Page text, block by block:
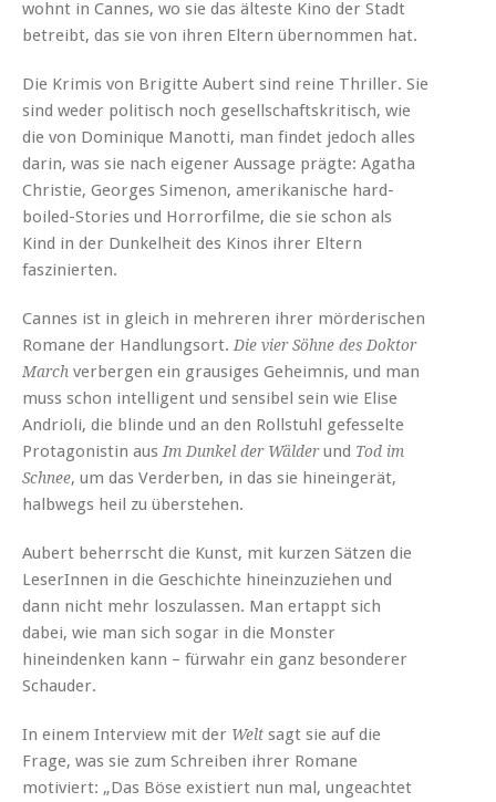
wohnt in Cannes, wo sie das älteste Kino der Stadt
betreibt, das sie von ihren Eltern übernommen hat.
Die Krimis von Brigitte Aubert sind reine Thriller. Sie
sind weder politisch noch gesellschaftskritisch, wie
die von Dominique Manotti, man findet jedoch alles
darin, was sie nach eigener Aussage prägte: Agatha
Christie, Georges Simenon, amerikanische hard-
boiled-Stories und Horrorfilme, die sie schon als
Kind in der Dunkelheit des Kinos ihrer Eltern
faszinierten.
Cannes ist in gleich in mehreren ihrer mörderischen
Romane der Handlungsort. Die vier Söhne des Doktor
March verbergen ein grausiges Geheimnis, und man
muss schon intelligent und sensibel sein wie Elise
Andrioli, die blinde und an den Rollstuhl gefesselte
Protagonistin aus Im Dunkel der Wälderund Tod im
Schnee, um das Verderben, in das sie hineingerät,
halbwegs heil zu überstehen.
Aubert beherrscht die Kunst, mit kurzen Sätzen die
LeserInnen in die Geschichte hineinzuziehen und
dann nicht mehr loszulassen. Man ertappt sich
dabei, wie man sich sogar in die Monster
hineindenken kann – fürwahr ein ganz besonderer
Schauder.
In einem Interview mit der Welt sagt sie auf die
Frage, was sie zum Schreiben ihrer Romane
motiviert: „Das Böse existiert nun mal, ungeachtet